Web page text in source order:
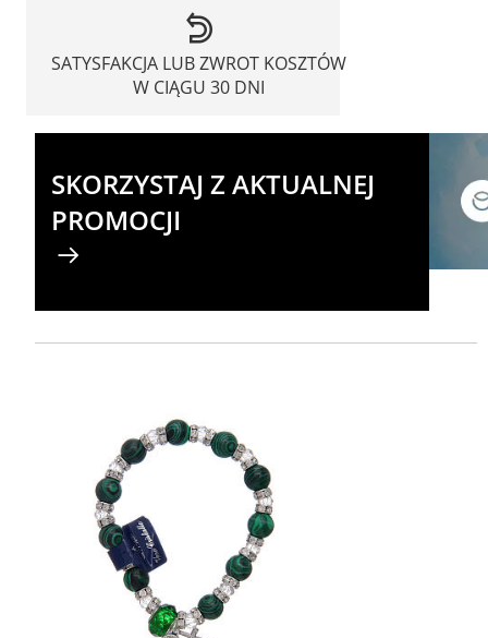
SATYSFAKCJA LUB ZWROT KOSZTÓW
W CIĄGU 30 DNI
SKORZYSTAJ Z AKTUALNEJ
PROMOCJI